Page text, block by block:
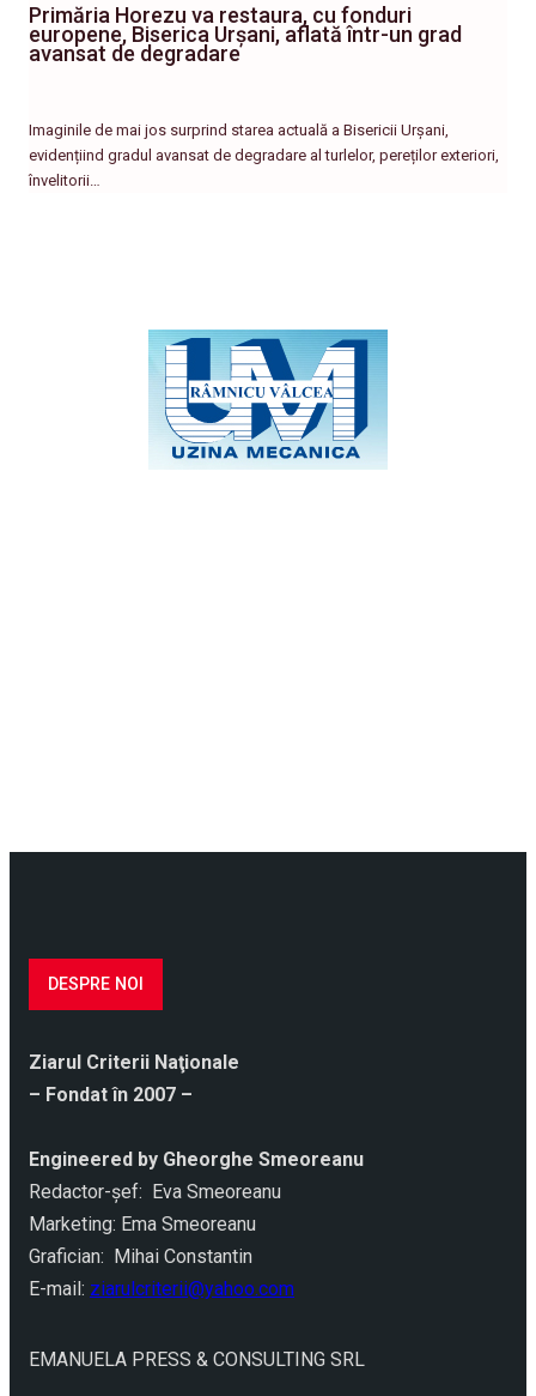
Primăria Horezu va restaura, cu fonduri
europene, Biserica Urșani, aflată într-un grad
avansat de degradare
Imaginile de mai jos surprind starea actuală a Bisericii Urșani,
evidențiind gradul avansat de degradare al turlelor, pereților exteriori,
învelitorii…
DESPRE NOI
Ziarul Criterii Naţionale
– Fondat în 2007 –
Engineered by Gheorghe Smeoreanu
Redactor-şef: Eva Smeoreanu
Marketing: Ema Smeoreanu
Grafician: Mihai Constantin
E-mail: ziarulcriterii@yahoo.com
EMANUELA PRESS & CONSULTING SRL